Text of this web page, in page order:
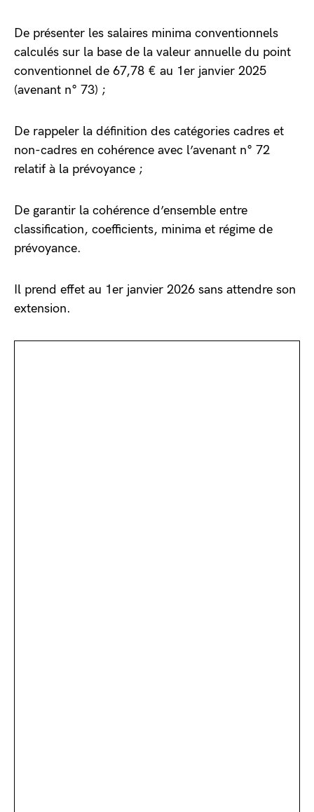
De présenter les salaires minima conventionnels
calculés sur la base de la valeur annuelle du point
conventionnel de 67,78 € au 1er janvier 2025
(avenant n° 73) ;
De rappeler la définition des catégories cadres et
non-cadres en cohérence avec l’avenant n° 72
relatif à la prévoyance ;
De garantir la cohérence d’ensemble entre
classification, coefficients, minima et régime de
prévoyance.
Il prend effet au 1er janvier 2026 sans attendre son
extension.